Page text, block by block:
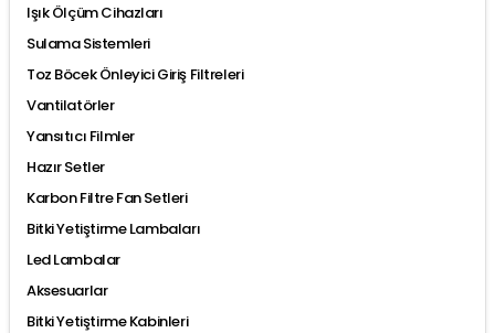
Işık Ölçüm Cihazları
Sulama Sistemleri
Toz Böcek Önleyici Giriş Filtreleri
Vantilatörler
Yansıtıcı Filmler
Hazır Setler
Karbon Filtre Fan Setleri
Bitki Yetiştirme Lambaları
Led Lambalar
Aksesuarlar
Bitki Yetiştirme Kabinleri